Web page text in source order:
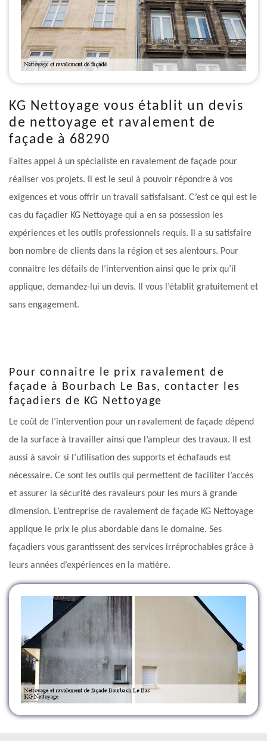
KG Nettoyage vous établit un devis
de nettoyage et ravalement de
façade à 68290
Faites appel à un spécialiste en ravalement de façade pour
réaliser vos projets. Il est le seul à pouvoir répondre à vos
exigences et vous offrir un travail satisfaisant. C’est ce qui est le
cas du façadier KG Nettoyage qui a en sa possession les
expériences et les outils professionnels requis. Il a su satisfaire
bon nombre de clients dans la région et ses alentours. Pour
connaitre les détails de l’intervention ainsi que le prix qu’il
applique, demandez-lui un devis. Il vous l’établit gratuitement et
sans engagement.
Pour connaitre le prix ravalement de
façade à Bourbach Le Bas, contacter les
façadiers de KG Nettoyage
Le coût de l’intervention pour un ravalement de façade dépend
de la surface à travailler ainsi que l’ampleur des travaux. Il est
aussi à savoir si l’utilisation des supports et échafauds est
nécessaire. Ce sont les outils qui permettent de faciliter l’accès
et assurer la sécurité des ravaleurs pour les murs à grande
dimension. L’entreprise de ravalement de façade KG Nettoyage
applique le prix le plus abordable dans le domaine. Ses
façadiers vous garantissent des services irréprochables grâce à
leurs années d’expériences en la matière.